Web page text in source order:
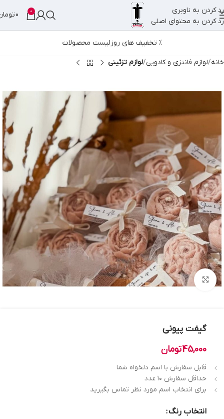
رد کردن به ناوبری
رد کردن به محتوای اصلی
0
0
% تخفیف های روزلیست محصولات
خانه لوازم فانتزی و کادویی لوازم تزئینی
بزرگنمایی تصویر
گیفت پیونی
45,000تومان
قابل سفارش با اسم دلخواه شما
حداقل سفارش ۱۰ عدد
برای انتخاب اسم مورد نظر تماس بگیرید
انتخاب رنگ